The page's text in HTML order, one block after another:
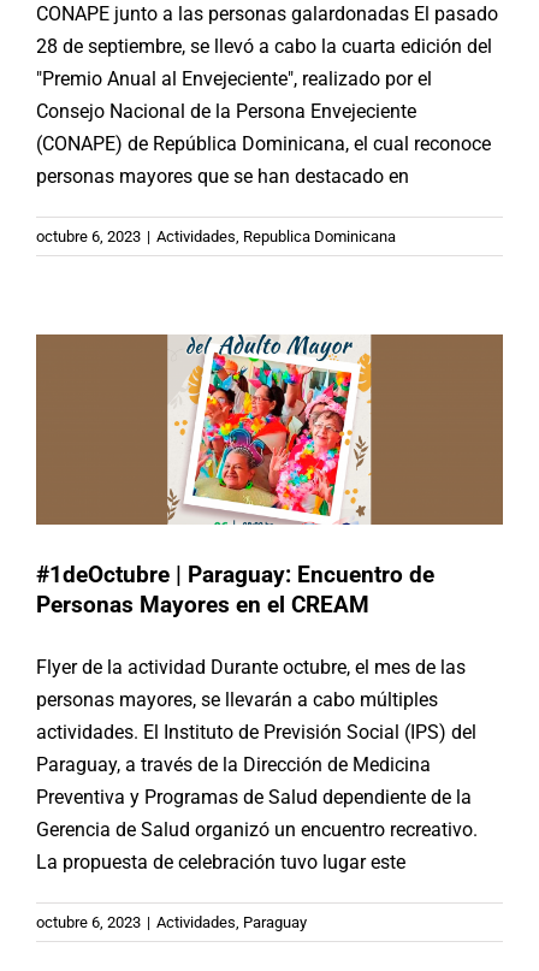
CONAPE junto a las personas galardonadas El pasado
28 de septiembre, se llevó a cabo la cuarta edición del
"Premio Anual al Envejeciente", realizado por el
Consejo Nacional de la Persona Envejeciente
(CONAPE) de República Dominicana, el cual reconoce
personas mayores que se han destacado en
octubre 6, 2023 | Actividades, Republica Dominicana
#1deOctubre | Paraguay: Encuentro
#1deOctubre | Paraguay: Encuentro de
Personas Mayores en el CREAM
Flyer de la actividad Durante octubre, el mes de las
personas mayores, se llevarán a cabo múltiples
actividades. El Instituto de Previsión Social (IPS) del
Paraguay, a través de la Dirección de Medicina
Preventiva y Programas de Salud dependiente de la
Gerencia de Salud organizó un encuentro recreativo.
La propuesta de celebración tuvo lugar este
octubre 6, 2023 | Actividades Paraguay
#1deOctubre | México: Promover
acciones para un envejecimiento